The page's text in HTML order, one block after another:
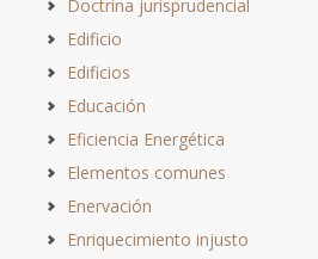
Doctrina jurisprudencial
Edificio
Edificios
Educación
Eficiencia Energética
Elementos comunes
Enervación
Enriquecimiento injusto